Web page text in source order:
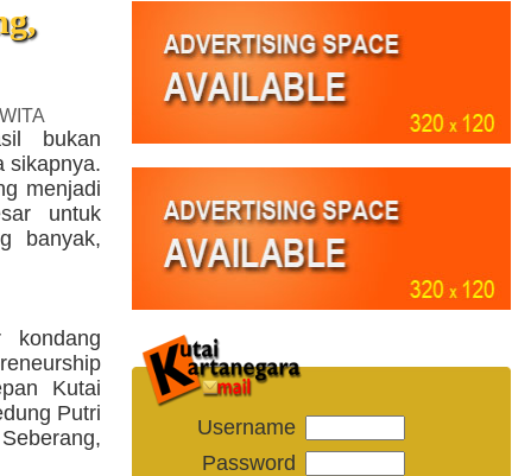
bukan
sikapnya.
menjadi
untuk
banyak,
kondang
Kutai
Putri
Username
Password